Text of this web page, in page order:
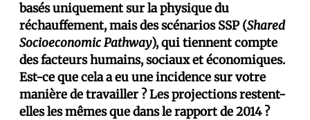
basés uniquement sur la physique du
réchauffement, mais des scénarios SSP (Shared
Socioeconomic Pathway), qui tiennent compte
des facteurs humains, sociaux et économiques.
Est-ce que cela a eu une incidence sur votre
manière de travailler ? Les projections restent-
elles les mêmes que dans le rapport de 2014 ?